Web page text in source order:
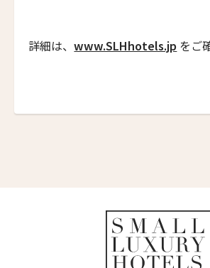
ザ・グレイソン・マイアミ
Historic Rocky Waters Inn
シリ・サラ プライベート・ヴィラ
Siri Sala Private Thai Villa
詳細は、www.SLHhotels.jp をご